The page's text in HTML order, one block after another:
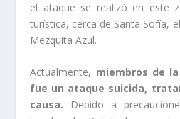
el ataque se realizó en este
turística, cerca de Santa Sofía,
Mezquita Azul.
Actualmente, miembros de
fue un ataque suicida,
causa. Debido a